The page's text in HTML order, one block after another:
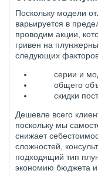
Поскольку модели
варьируется в
проводим акции,
гривен на
следующих
серии и
общего
скидки
Дешевле всего
поскольку мы
снижает
сложностей,
подходящий тип
экономию бюджета